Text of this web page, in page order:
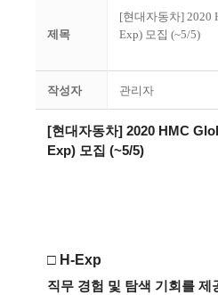
제목
[현대자동차] 2020
Exp) 모집 (~5/5)
작성자 관리자
[현대자동차] 2020 HMC
Exp) 모집 (~5/5)
□ H-Exp
직무 경험 및 탐색 기회를 제